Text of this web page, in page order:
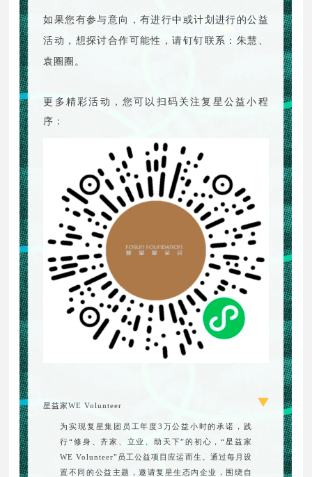
如果您有参与意向，有进行中或计划进行的公益
活动，想探讨合作可能性，请钉钉联系：朱慧、
袁圈圈。
更多精彩活动，您可以扫码关注复星公益小程
序：
星益家WE Volunteer
为实现复星集团员工年度3万公益小时的承诺，践
行“修身、齐家、立业、助天下”的初心，“星益家
WE Volunteer”员工公益项目应运而生。通过每月设
置不同的公益主题，邀请复星生态内企业，围绕自